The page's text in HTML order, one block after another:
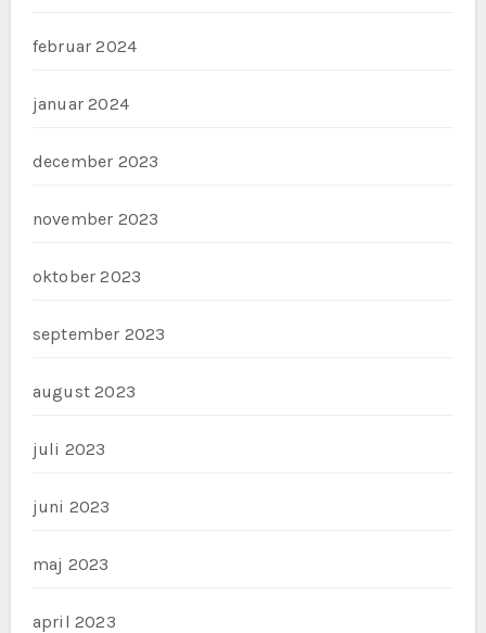
februar 2024
januar 2024
december 2023
november 2023
oktober 2023
september 2023
august 2023
juli 2023
juni 2023
maj 2023
april 2023